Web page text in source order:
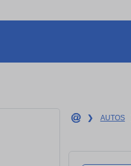
❯ AUTOS